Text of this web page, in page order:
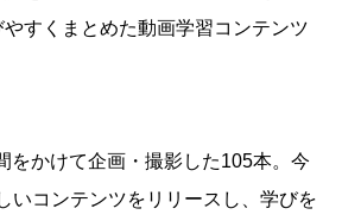
すくまとめた動画学習コンテンツ
をかけて企画・撮影した105本。今
いコンテンツをリリースし、学びを